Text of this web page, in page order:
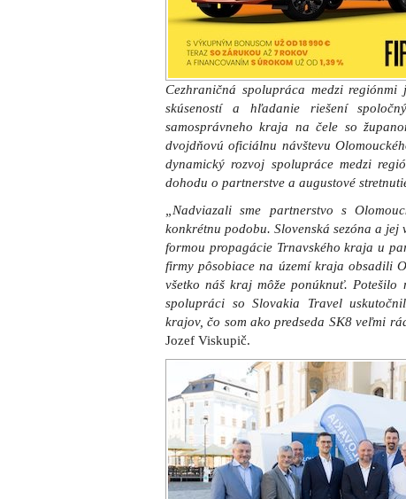
Cezhraničná spolupráca medzi
skúseností a hľadanie riešení
samosprávneho kraja na čele so
dvojdňovú oficiálnu návštevu
dynamický rozvoj spolupráce medzi
dohodu o partnerstve a augustové
„Nadviazali sme partnerstvo s
konkrétnu podobu. Slovenská sezóna a jej
formou propagácie Trnavského kraja u
firmy pôsobiace na území kraja obsadili
všetko náš kraj môže ponúknuť. Potešilo
spolupráci so Slovakia Travel
krajov, čo som ako predseda SK8 veľmi
Jozef Viskupič.